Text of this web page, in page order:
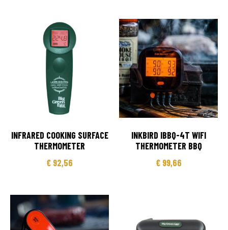
INFRARED COOKING SURFACE
THERMOMETER
€ 92,56
INKBIRD IBBQ-4T WIFI
THERMOMETER BBQ
€99,66